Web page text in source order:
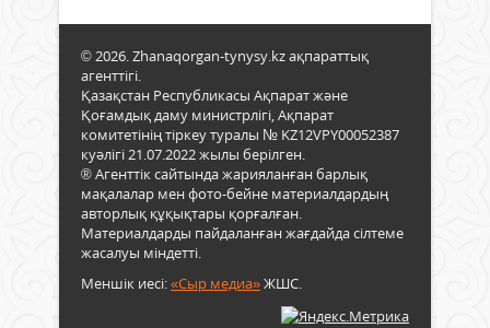
© 2026. Zhanaqorgan-tynysy.kz ақпараттық
агенттігі.
Қазақстан Республикасы Ақпарат және
Қоғамдық даму министрлігі, Ақпарат
комитетінің тіркеу туралы № KZ12VPY00052387
куәлігі 21.07.2022 жылы берілген.
® Агенттік сайтында жарияланған барлық
мақалалар мен фото-бейне материалдардың
авторлық құқықтары қорғалған.
Материалдарды пайдаланған жағдайда сілтеме
жасалуы міндетті.
Меншік иесі:«Сыр медиа»ЖШС.